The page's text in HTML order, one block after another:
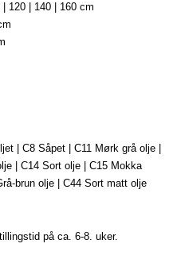
120 | 140 | 160 cm
| C8 Såpet | C11 Mørk grå olje |
| C14 Sort olje | C15 Mokka
brun olje | C44 Sort matt olje
på ca. 6-8. uker.